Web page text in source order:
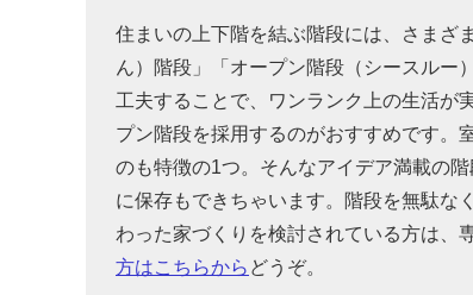
住まいの上下階を結ぶ階段には、さまざ
ん）階段」「オープン階段（シースルー
工夫することで、ワンランク上の生活が
プン階段を採用するのがおすすめです。
のも特徴の1つ。そんなアイデア満載の
に保存もできちゃいます。階段を無駄な
わった家づくりを検討されている方は、
方はこちらから どうぞ。